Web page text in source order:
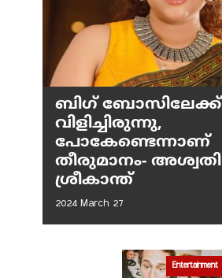
ബിഗ് ബോസിലേക്ക്
വിളിച്ചിരുന്നു,
പോകേണ്ടെന്നാണ്
തീരുമാനം- അശ്വതി
ശ്രീകാന്ത്
2024 March 27
Entertainment